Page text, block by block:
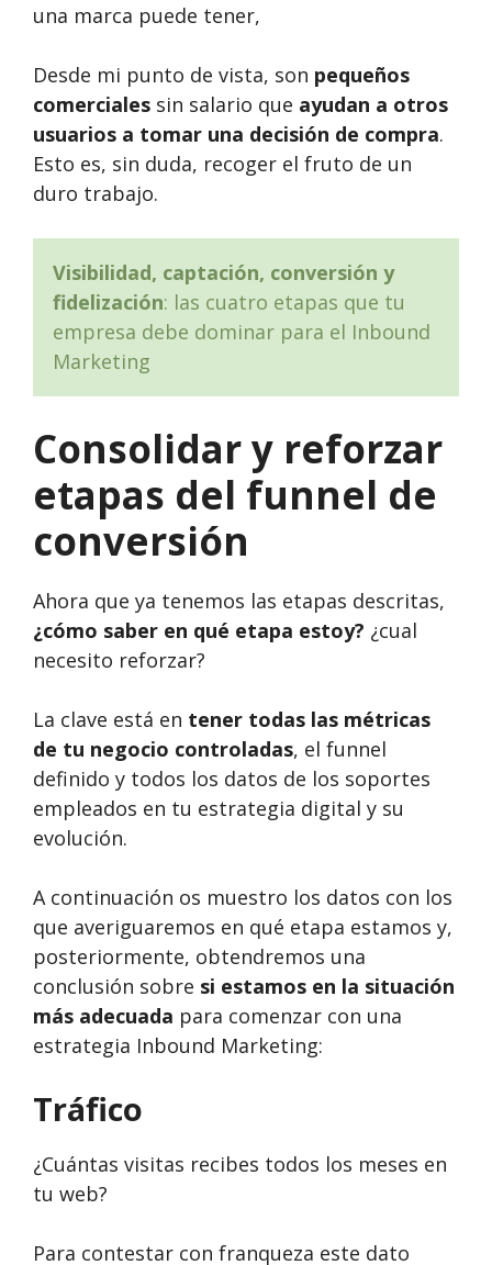
una marca puede tener,
Desde mi punto de vista, son pequeños
comerciales sin salario que ayudan a otros
usuarios a tomar una decisión de compra.
Esto es, sin duda, recoger el fruto de un
duro trabajo.
Visibilidad, captación, conversión y
fidelización: las cuatro etapas que tu
empresa debe dominar para el Inbound
Marketing
Consolidar y reforzar
etapas del funnel de
conversión
Ahora que ya tenemos las etapas descritas,
¿cómo saber en qué etapa estoy? ¿cual
necesito reforzar?
La clave está en tener todas las métricas
de tu negocio controladas, el funnel
definido y todos los datos de los soportes
empleados en tu estrategia digital y su
evolución.
A continuación os muestro los datos con los
que averiguaremos en qué etapa estamos y,
posteriormente, obtendremos una
conclusión sobre si estamos en la situación
más adecuada para comenzar con una
estrategia Inbound Marketing:
Tráfico
¿Cuántas visitas recibes todos los meses en
tu web?
Para contestar con franqueza este dato